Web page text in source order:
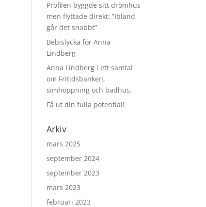
Profilen byggde sitt drömhus
men flyttade direkt: ”Ibland
går det snabbt”
Bebislycka för Anna
Lindberg
Anna Lindberg i ett samtal
om Fritidsbanken,
simhoppning och badhus.
Få ut din fulla potential!
Arkiv
mars 2025
september 2024
september 2023
mars 2023
februari 2023